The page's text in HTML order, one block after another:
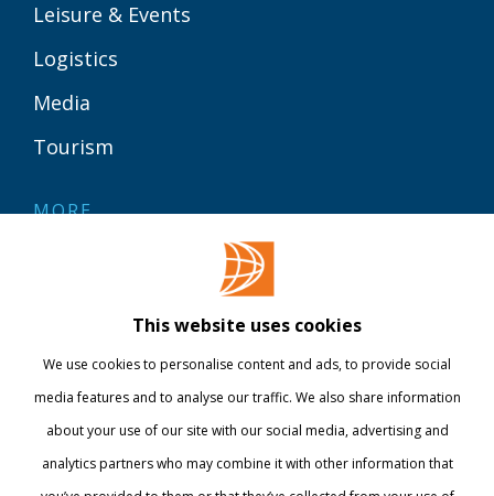
Leisure & Events
Logistics
Media
Tourism
MORE
International
This website uses cookies
We use cookies to personalise content and ads, to provide social
media features and to analyse our traffic. We also share information
about your use of our site with our social media, advertising and
analytics partners who may combine it with other information that